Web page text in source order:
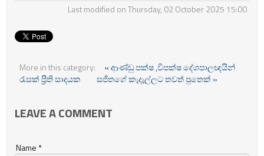
Last modified on Thursday, 02 October 2025 15:00
More in this category:
« ආණ්ඩු පක්ෂ ,විපක්ෂ දේශපාලඥයින්
රැසක් ප්‍රීති සාදයක
සජිතගේ කැදැල්ලට තවත් පුතෙක් »
LEAVE A COMMENT
Name *